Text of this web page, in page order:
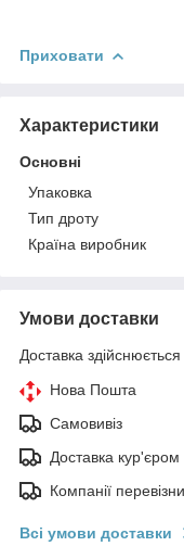
Приховати
Характеристики
Основні
Упаковка
Тип дроту
Країна виробник
Умови доставки
Доставка
Нова Пошта
Самовивіз
Доставка
Компанії
Всі умови доставки